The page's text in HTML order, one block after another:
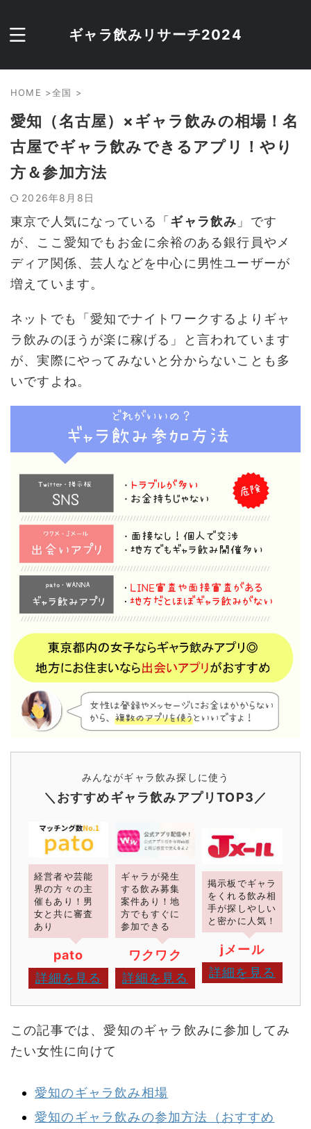
ギャラ飲みリサーチ2024
HOME >全国 >
愛知（名古屋）×ギャラ飲みの相場！名
古屋でギャラ飲みできるアプリ！やり
方＆参加方法
2026年8月8日
東京で人気になっている「 ギャラ飲み 」です
が、ここ愛知でもお金に余裕のある銀行員やメ
ディア関係、芸人などを中心に男性ユーザーが
増えています。
ネットでも「愛知でナイトワークするよりギャ
ラ飲みのほうが楽に稼げる」と言われています
が、実際にやってみないと分からないことも多
いですよね。
みんながギャラ飲み探しに使う
＼おすすめギャラ飲みアプリTOP3／
経営者や芸能
界の方々の主
催もあり！男
女と共に審査
あり
pato
詳細を見る
ギャラが発生
する飲み募集
案件あり！地
方でもすぐに
参加できる
ワクワク
詳細を見る
掲示板でギャラ
をくれる飲み相
手が探しやしい
と密かに人気！
jメール
詳細を見る
この記事では、愛知のギャラ飲みに参加してみ
たい女性に向けて
愛知のギャラ飲み相場
愛知のギャラ飲みの参加方法（おすすめ